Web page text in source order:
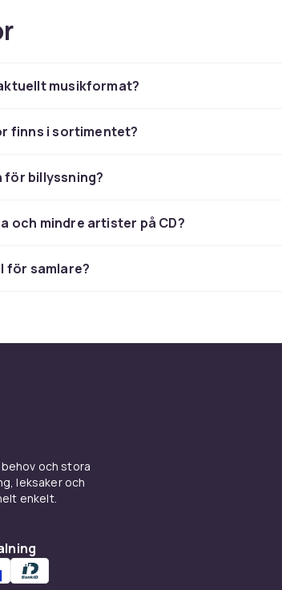
med nya och
att utforska. Hos CDON hittar du både nya
och mindre artister. Du kan även
samling.
för varje
Remastered och
finns utgåvor som sticker ut. Limited Edition
Remastered album med förbättrad
och utökat material. Perfekt för samlare
följer med i bilen
musikformat?
finns i sortimentet?
för billyssning?
och mindre artister på CD?
för samlare?
och stora
leksaker och
enkelt.